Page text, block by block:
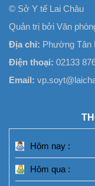
© Sở Y tế Lai Châu
Quản trị bởi Văn
Địa chỉ: Phường Tân
Điện thoại: 02133
Email:
Hôm nay :
Hôm qua :